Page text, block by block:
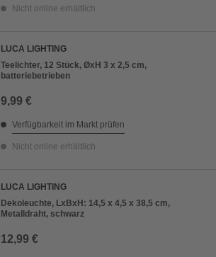
Nicht online erhältlich
LUCA LIGHTING
Teelichter, 12 Stück, ØxH 3 x 2,5 cm,
batteriebetrieben
9,99 €
Verfügbarkeit im Markt prüfen
Nicht online erhältlich
LUCA LIGHTING
Dekoleuchte, LxBxH: 14,5 x 4,5 x 38,5 cm,
Metalldraht, schwarz
12,99 €